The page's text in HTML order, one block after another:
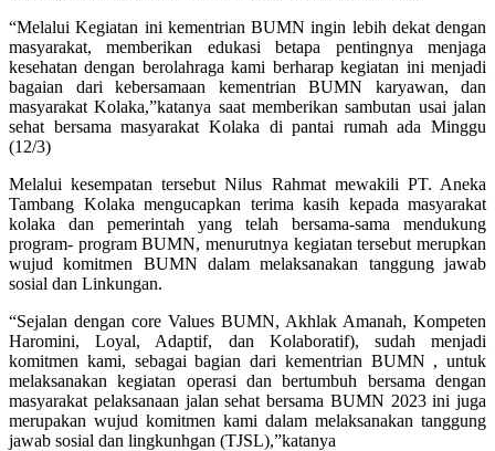
“Melalui Kegiatan ini kementrian BUMN ingin lebih dekat dengan
masyarakat, memberikan edukasi betapa pentingnya menjaga
kesehatan dengan berolahraga kami berharap kegiatan ini menjadi
bagaian dari kebersamaan kementrian BUMN karyawan, dan
masyarakat Kolaka,”katanya saat memberikan sambutan usai jalan
sehat bersama masyarakat Kolaka di pantai rumah ada Minggu
(12/3)
Melalui kesempatan tersebut Nilus Rahmat mewakili PT. Aneka
Tambang Kolaka mengucapkan terima kasih kepada masyarakat
kolaka dan pemerintah yang telah bersama-sama mendukung
program- program BUMN, menurutnya kegiatan tersebut merupkan
wujud komitmen BUMN dalam melaksanakan tanggung jawab
sosial dan Linkungan.
“Sejalan dengan core Values BUMN, Akhlak Amanah, Kompeten
Haromini, Loyal, Adaptif, dan Kolaboratif), sudah menjadi
komitmen kami, sebagai bagian dari kementrian BUMN , untuk
melaksanakan kegiatan operasi dan bertumbuh bersama dengan
masyarakat pelaksanaan jalan sehat bersama BUMN 2023 ini juga
merupakan wujud komitmen kami dalam melaksanakan tanggung
jawab sosial dan lingkunhgan (TJSL),”katanya